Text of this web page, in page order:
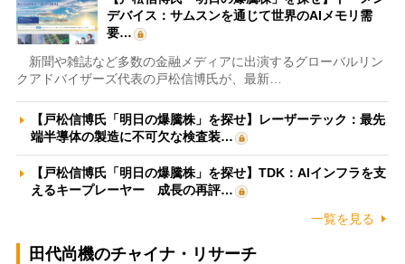
デバイス：サムスンを通じて世界のAIメモリ需
要…
新聞や雑誌など多数の金融メディアに出演するグローバルリン
クアドバイザーズ代表の戸松信博氏が、最新…
【戸松信博氏「明日の爆騰株」を探せ】レーザーテック：最先
端半導体の製造に不可欠な検査装…
【戸松信博氏「明日の爆騰株」を探せ】TDK：AIインフラを支
えるキープレーヤー 成長の再評…
一覧を見る
田代尚機のチャイナ・リサーチ